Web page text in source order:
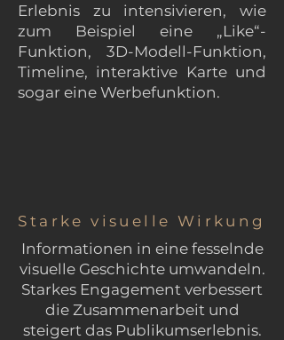
Erlebnis zu intensivieren, wie
zum Beispiel eine „Like“-
Funktion, 3D-Modell-Funktion,
Timeline, interaktive Karte und
sogar eine Werbefunktion.
Starke visuelle Wirkung
Informationen in eine fesselnde
visuelle Geschichte umwandeln.
Starkes Engagement verbessert
die Zusammenarbeit und
steigert das Publikumserlebnis.